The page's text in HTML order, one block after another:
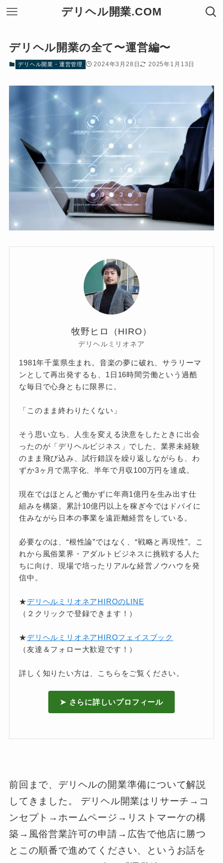
デリヘル開業.COM
デリヘル開業の全て〜運営編〜
デリヘル開業・運営管理 2024年3月28日 2025年1月13日
牧野ヒロ（HIRO）
デリヘルミリオネア
1981年千葉県生まれ。音楽の夢に破れ、サラリーマ
ンとして再出発するも、1日16時間労働という過酷
な毎日で心身ともに限界に。
「このまま終わりたくない」
そう思い立ち、人生を変える決意をしたときに出会
ったのが「デリヘルビジネス」でした。業界未経験
のまま飛び込み、試行錯誤を繰り返しながらも、わ
ずか3ヶ月で黒字化、半年で月収100万円を達成。
現在ではほとんど働かずに年商1億円を生み出す仕
組みを構築。累計10億円以上を稼ぎ今ではドバイに
住みながら日本の事業を遠距離経営をしている。
必要なのは、“根性論”ではなく、“戦略と再現性”。こ
れから風俗業界・アダルトビジネスに挑戦する人た
ちに向け、現場で培ったリアルな経営ノウハウを発
信中。
★デリヘルミリオネアHIROのLINE
（２クリックで登録できます！）
★デリヘルミリオネアHIROフェイスブック
（友達＆フォロー大歓迎です！）
詳しく知りたい方は、こちらをご覧ください。
➤ さらに詳しいプロフィール
前回まで、デリヘルの開業準備について解説
してきました。 デリヘル開業はリサーチ→コ
ンセプト→ホームページ→リストマーケの構
築→風俗営業許可の申請→広告で他店に勝つ
とこの順番で進めてください、というお話を